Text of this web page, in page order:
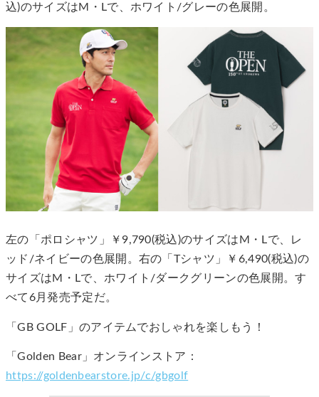
込)のサイズはM・Lで、ホワイト/グレーの色展開。
左の「ポロシャツ」￥9,790(税込)のサイズはM・Lで、レ
ッド/ネイビーの色展開。右の「Tシャツ」￥6,490(税込)の
サイズはM・Lで、ホワイト/ダークグリーンの色展開。す
べて6月発売予定だ。
「GB GOLF」のアイテムでおしゃれを楽しもう！
「Golden Bear」オンラインストア：
https://goldenbearstore.jp/c/gbgolf